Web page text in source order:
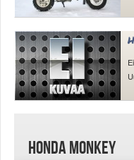
honda monkey